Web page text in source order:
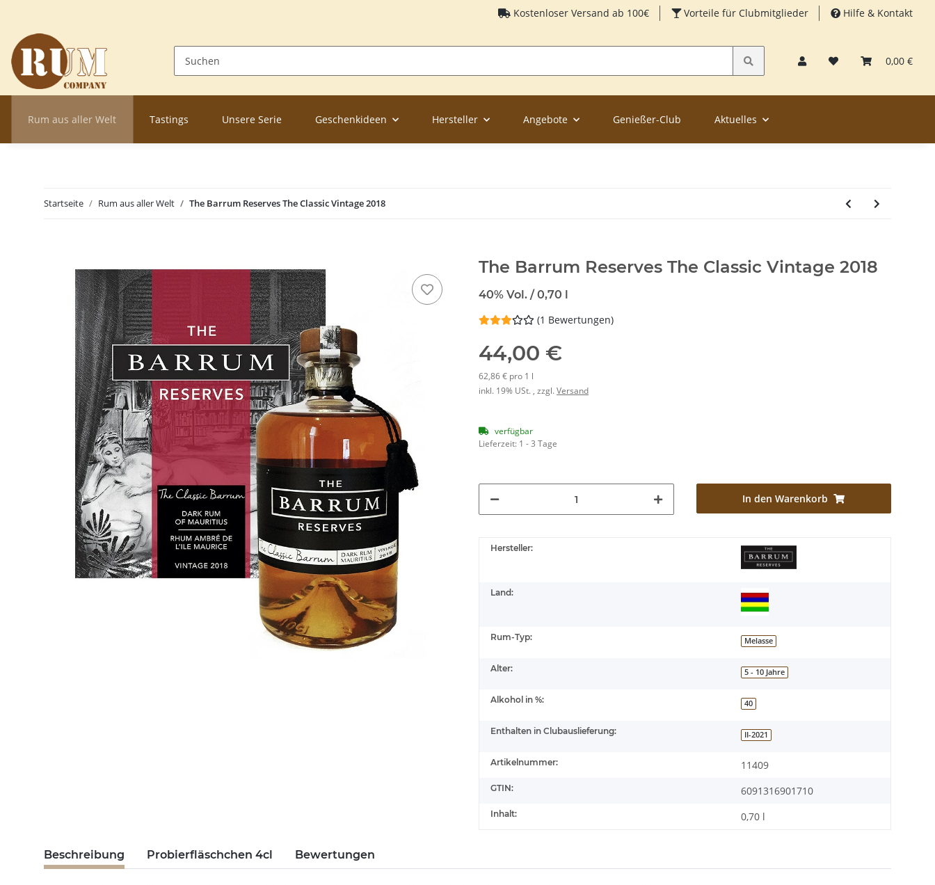
Kostenloser Versand ab 100€ Vorteile für Clubmitglieder Hilfe & Kontakt
0,00 €
Rum aus aller Welt Tastings Unsere Serie Geschenkideen Hersteller Angebote Genießer-Club Aktuelles
Startseite Rum aus aller Welt The Barrum Reserves The Classic Vintage 2018
The Barrum Reserves The Classic Vintage 2018
40% Vol. / 0,70 l
(1 Bewertungen)
44,00 €
62,86 € pro 1 l
inkl. 19% USt. , zzgl.Versand
verfügbar
Lieferzeit: 1 - 3 Tage
In den Warenkorb
Hersteller:
Land:
Rum-Typ: Melasse
Alter: 5 - 10 Jahre
Alkohol in %: 40
Enthalten in Clubauslieferung: II-2021
Artikelnummer: 11409
GTIN: 6091316901710
Inhalt: 0,70 l
Beschreibung Probierfläschchen 4cl Bewertungen